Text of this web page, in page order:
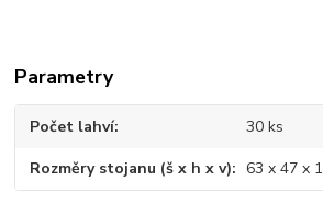
Parametry
Počet lahví 30 ks
Rozměry stojanu (š x h x v) 63 x 47 x